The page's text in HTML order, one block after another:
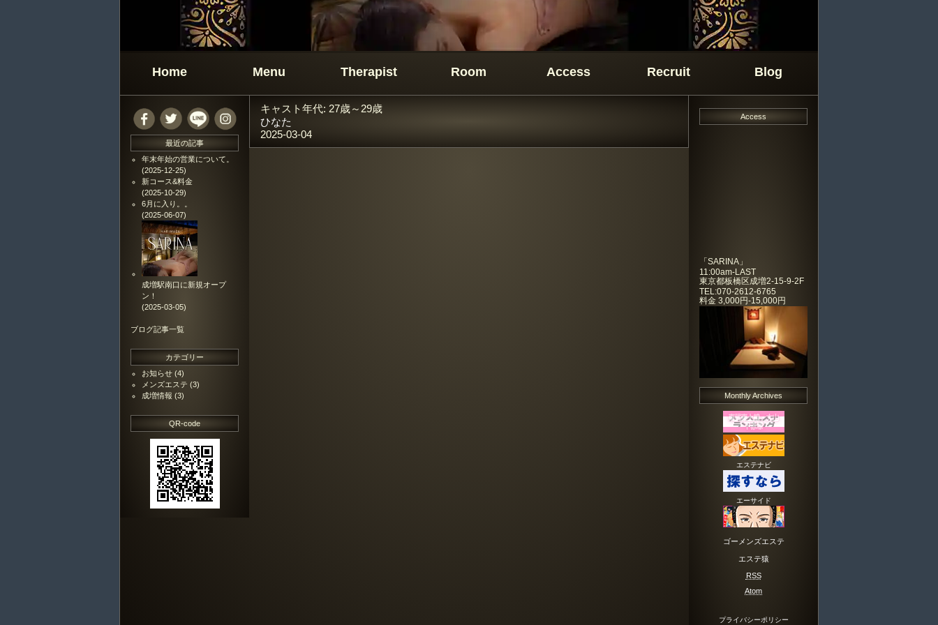
Home Menu Therapist Room Access Recruit Blog
キャスト年代: 27歳～29歳
ひなた
2025-03-04
最近の記事
年末年始の営業について。
(2025-12-25)
新コース&料金
(2025-10-29)
6月に入り。。
(2025-06-07)
成増駅南口に新規オープ
ン！
(2025-03-05)
ブログ記事一覧
カテゴリー
お知らせ (4)
メンズエステ (3)
成増情報 (3)
QR-code
Access
「SARINA 」
11:00am-LAST
東京都板橋区成増2-15-9-2F
TEL:070-2612-6765
料金 3,000円-15,000円
Monthly Archives
エステナビ
エーサイド
ゴーメンズエステ
エステ猿
RSS
Atom
プライバシーポリシー